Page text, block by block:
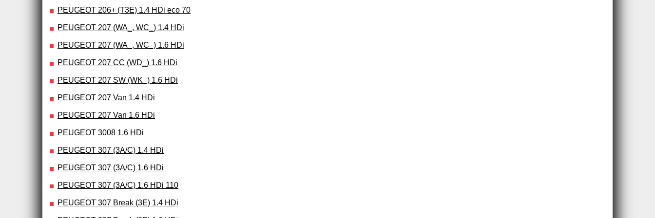
PEUGEOT 206+ (T3E) 1.4 HDi eco 70
PEUGEOT 207 (WA_, WC_) 1.4 HDi
PEUGEOT 207 (WA_, WC_) 1.6 HDi
PEUGEOT 207 CC (WD_) 1.6 HDi
PEUGEOT 207 SW (WK_) 1.6 HDi
PEUGEOT 207 Van 1.4 HDi
PEUGEOT 207 Van 1.6 HDi
PEUGEOT 3008 1.6 HDi
PEUGEOT 307 (3A/C) 1.4 HDi
PEUGEOT 307 (3A/C) 1.6 HDi
PEUGEOT 307 (3A/C) 1.6 HDi 110
PEUGEOT 307 Break (3E) 1.4 HDi